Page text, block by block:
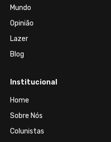
Mundo
Opinião
Lazer
Blog
Institucional
Home
Sobre Nós
Colunistas